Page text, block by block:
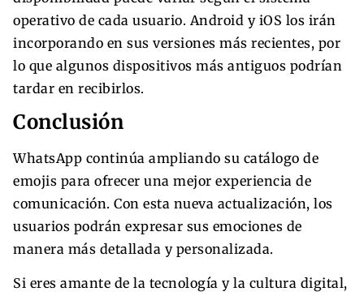
operativo de cada usuario. Android y iOS los irán
incorporando en sus versiones más recientes, por
lo que algunos dispositivos más antiguos podrían
tardar en recibirlos.
Conclusión
WhatsApp continúa ampliando su catálogo de
emojis para ofrecer una mejor experiencia de
comunicación. Con esta nueva actualización, los
usuarios podrán expresar sus emociones de
manera más detallada y personalizada.
Si eres amante de la tecnología y la cultura digital,